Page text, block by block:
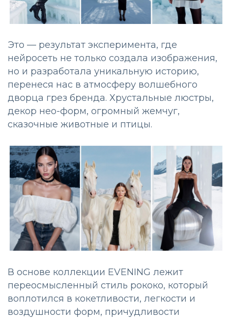
Это — результат эксперимента, где
нейросеть не только создала изображения,
но и разработала уникальную историю,
перенеся нас в атмосферу волшебного
дворца грез бренда. Хрустальные люстры,
декор нео-форм, огромный жемчуг,
сказочные животные и птицы.
В основе коллекции EVENING лежит
переосмысленный стиль рококо, который
воплотился в кокетливости, легкости и
воздушности форм, причудливости